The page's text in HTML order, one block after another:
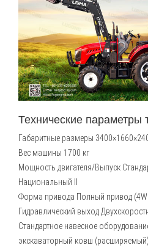
Технические параметры
Габаритные размеры
Вес машины 1700 кг
Мощность двигателя/Выпуск
Национальный II
Форма привода Полный привод
Гидравлический выход
Стандартное навесное
экскаваторный ковш (расширяемый)